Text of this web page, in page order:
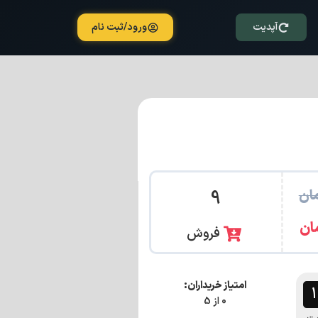
آپدیت ورود/ثبت نام
9
فروش
امتیاز خریداران:
0 از 5